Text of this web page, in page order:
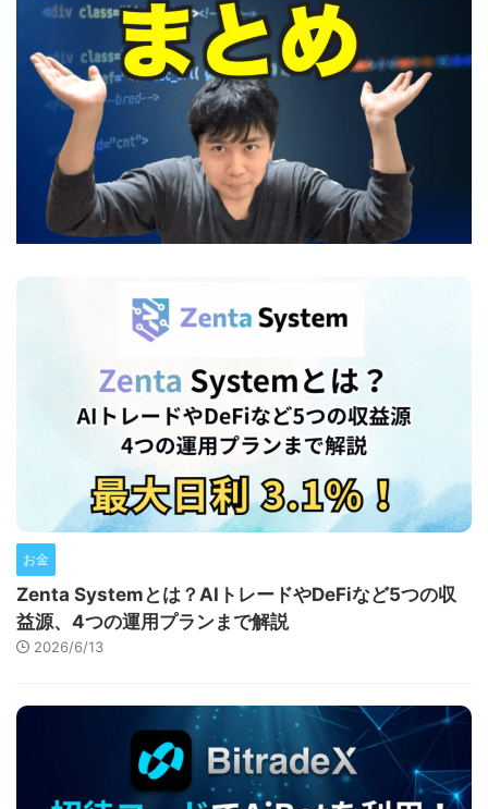
お金
Zenta Systemとは？AIトレードやDeFiなど5つの収
益源、4つの運用プランまで解説
2026/6/13